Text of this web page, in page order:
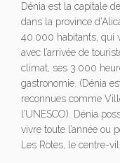
Dénia est la capitale
dans la province
40.000 habitants, qui
avec l’arrivée de
climat, ses 3.000
gastronomie. (Dénia
reconnues comme
l’UNESCO). Dénia
vivre toute l’année ou
Les Rotes, le centre-